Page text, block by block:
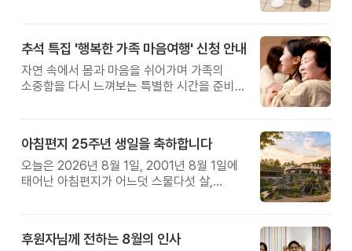
추석 특집 '행복한 가족 마음여행' 신청 안내
자연 속에서 몸과 마음을 쉬어가며 가족의
소중함을 다시 느껴보는 특별한 시간을 준비해
아침편지 25주년 생일을 축하합니다
오늘은 2026년 8월 1일, 2001년 8월 1일에
태어난 아침편지가 어느덧 스물다섯 살,
후원자님께 전하는 8월의 인사